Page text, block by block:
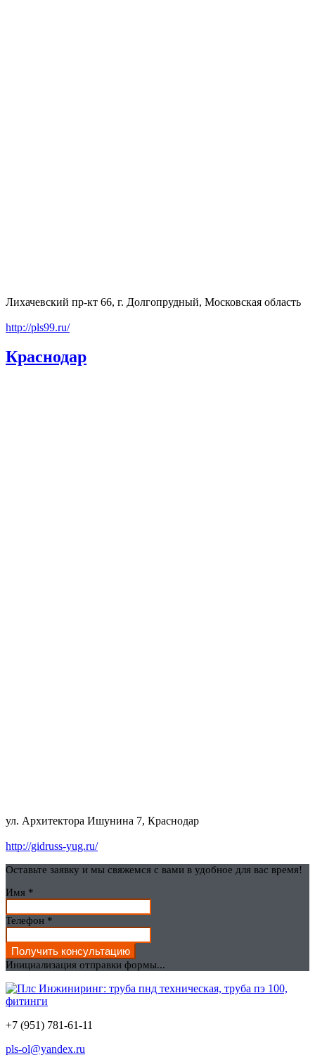
Лихачевский пр-кт 66, г. Долгопрудный, Московская область
http://pls99.ru/
Краснодар
ул. Архитектора Ишунина 7, Краснодар
http://gidruss-yug.ru/
Оставьте заявку и мы свяжемся с вами в удобное для вас время!
Имя *
Телефон *
Получить консультацию
Инициализация отправки формы...
+7 (951) 781-61-11
pls-ol@yandex.ru